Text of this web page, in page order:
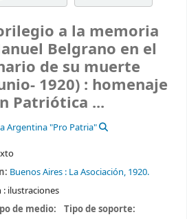
a la memoria
Belgrano en el
de su muerte
1920) : homenaje
Patriótica ...
Argentina "Pro Patria"
Buenos Aires : La Asociación, 1920.
: ilustraciones
de medio: Tipo de soporte: